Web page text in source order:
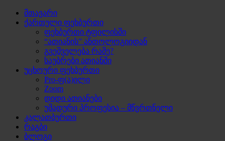
მთავარი
ქართული ფეხბურთი
ფეხბურთი ტფილისში
“ათიანის” ანთოლოგიიდან
გვეშველება რამე?
საუბრები ათიანში
უცხოური ფეხბურთი
Pro-ფ(ა)ილი
Zoom
დიდი ათიანები
უმადური პროფესია – მწვრთნელი
კალათბურთი
რაგბი
ბლოგი